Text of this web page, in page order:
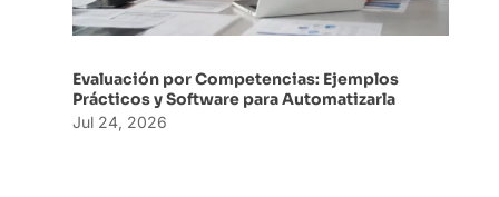
Evaluación por Competencias: Ejemplos
Prácticos y Software para Automatizarla
Jul 24, 2026